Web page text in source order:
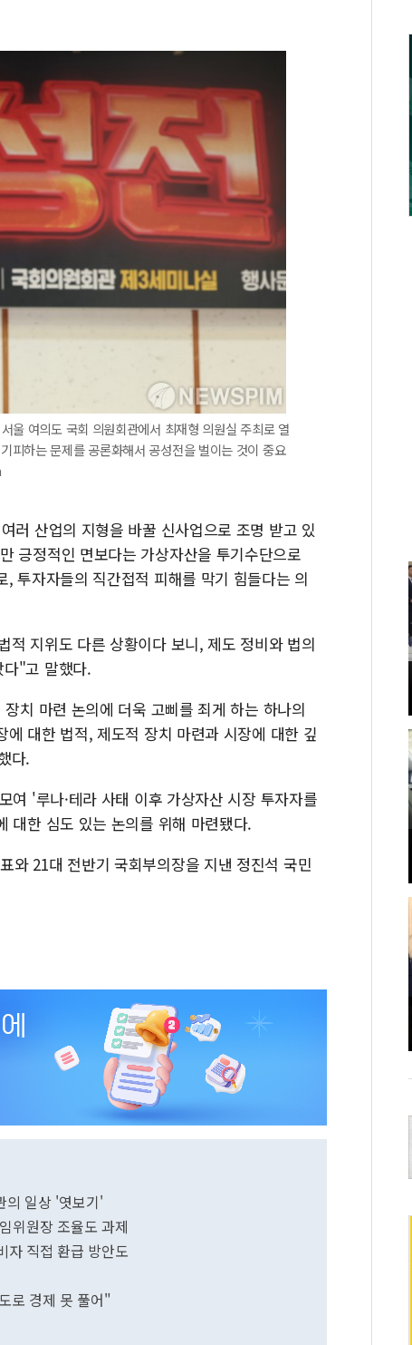
울 여의도 국회 의원회관에서 최재형 의원실 주최로 열
피하는 문제를 공론화해서 공성전을 벌이는 것이 중요
러 산업의 지형을 바꿀 신사업으로 조명 받고 있
긍정적인 면보다는 가상자산을 투기수단으로
투자자들의 직간접적 피해를 막기 힘들다는 의
지위도 다른 상황이다 보니, 제도 정비와 법의
다"고 말했다.
치 마련 논의에 더욱 고삐를 죄게 하는 하나의
대한 법적, 제도적 장치 마련과 시장에 대한 깊
다.
여 '루나·테라 사태 이후 가상자산 시장 투자자를
대한 심도 있는 논의를 위해 마련됐다.
와 21대 전반기 국회부의장을 지낸 정진석 국민
의 일상 '엿보기'
위원장 조율도 과제
자 직접 환급 방안도
로 경제 못 풀어"